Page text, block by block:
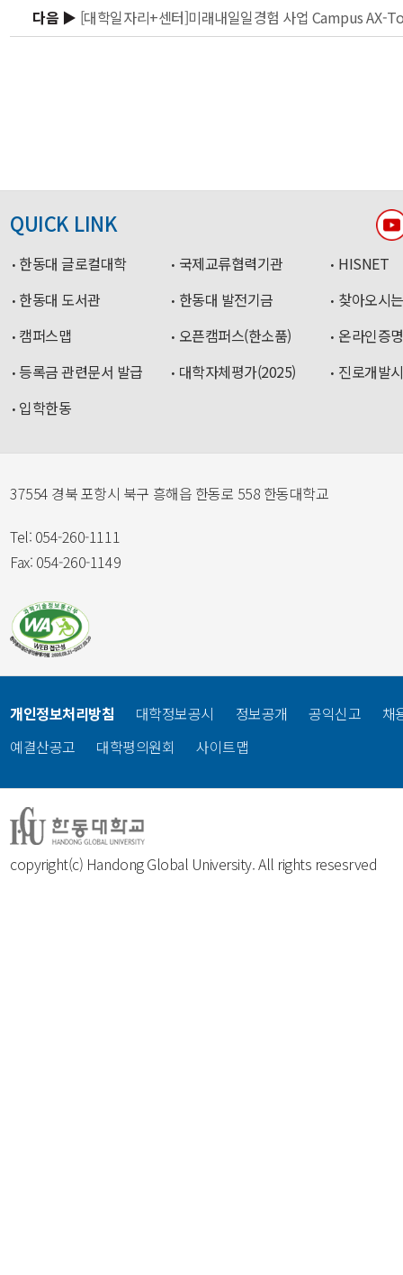
다음 ▶ [대학일자리+센터]미래내일일경험 사업 Campus AX-
QUICK LINK
한동대 글로컬대학 국제교류협력기관
HISNET
한동대 도서관
한동대 발전기금
찾아오시
캠퍼스맵
오픈캠퍼스(한소품)
온라인증
등록금 관련문서 발급
대학자체평가(2025)
진로개발
입학한동
37554 경북 포항시 북구 흥해읍 한동로 558 한동대학교
Tel: 054-260-1111
Fax: 054-260-1149
copyright(c) Handong Global University. All rights resesrved
개인정보처리방침 대학정보공시 정보공개 공익신고
채
예결산공고
대학평의원회 사이트맵